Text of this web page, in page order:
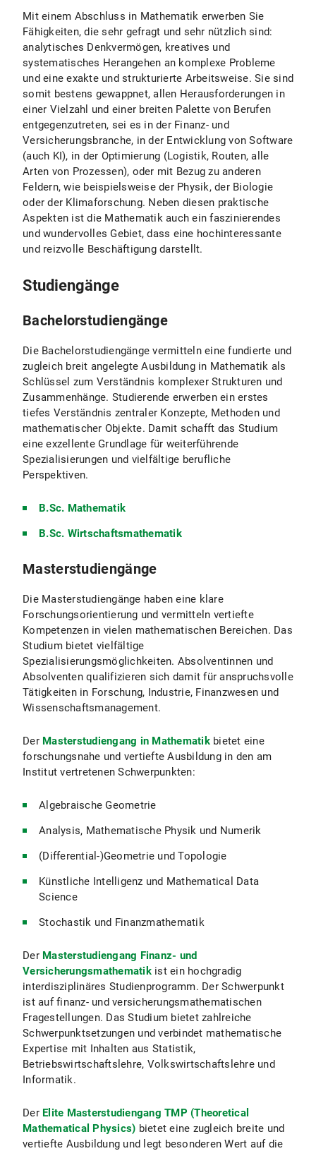
Mit einem Abschluss in Mathematik erwerben Sie
Fähigkeiten, die sehr gefragt und sehr nützlich sind:
analytisches Denkvermögen, kreatives und
systematisches Herangehen an komplexe Probleme
und eine exakte und strukturierte Arbeitsweise. Sie sind
somit bestens gewappnet, allen Herausforderungen in
einer Vielzahl und einer breiten Palette von Berufen
entgegenzutreten, sei es in der Finanz- und
Versicherungsbranche, in der Entwicklung von Software
(auch KI), in der Optimierung (Logistik, Routen, alle
Arten von Prozessen), oder mit Bezug zu anderen
Feldern, wie beispielsweise der Physik, der Biologie
oder der Klimaforschung. Neben diesen praktische
Aspekten ist die Mathematik auch ein faszinierendes
und wundervolles Gebiet, dass eine hochinteressante
und reizvolle Beschäftigung darstellt.
Studiengänge
Bachelorstudiengänge
Die Bachelorstudiengänge vermitteln eine fundierte und
zugleich breit angelegte Ausbildung in Mathematik als
Schlüssel zum Verständnis komplexer Strukturen und
Zusammenhänge. Studierende erwerben ein erstes
tiefes Verständnis zentraler Konzepte, Methoden und
mathematischer Objekte. Damit schafft das Studium
eine exzellente Grundlage für weiterführende
Spezialisierungen und vielfältige berufliche
Perspektiven.
B.Sc. Mathematik
B.Sc. Wirtschaftsmathematik
Masterstudiengänge
Die Masterstudiengänge haben eine klare
Forschungsorientierung und vermitteln vertiefte
Kompetenzen in vielen mathematischen Bereichen. Das
Studium bietet vielfältige
Spezialisierungsmöglichkeiten. Absolventinnen und
Absolventen qualifizieren sich damit für anspruchsvolle
Tätigkeiten in Forschung, Industrie, Finanzwesen und
Wissenschaftsmanagement.
Der Masterstudiengang in Mathematik bietet eine
forschungsnahe und vertiefte Ausbildung in den am
Institut vertretenen Schwerpunkten:
Algebraische Geometrie
Analysis, Mathematische Physik und Numerik
(Differential-)Geometrie und Topologie
Künstliche Intelligenz und Mathematical Data
Science
Stochastik und Finanzmathematik
Der Masterstudiengang Finanz- und
Versicherungsmathematikist ein hochgradig
interdisziplinäres Studienprogramm. Der Schwerpunkt
ist auf finanz- und versicherungsmathematischen
Fragestellungen. Das Studium bietet zahlreiche
Schwerpunktsetzungen und verbindet mathematische
Expertise mit Inhalten aus Statistik,
Betriebswirtschaftslehre, Volkswirtschaftslehre und
Informatik.
Der Elite Masterstudiengang TMP (Theoretical
Mathematical Physics) bietet eine zugleich breite und
vertiefte Ausbildung und legt besonderen Wert auf die